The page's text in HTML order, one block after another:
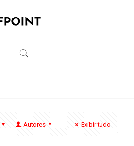
Autores Exibir tudo